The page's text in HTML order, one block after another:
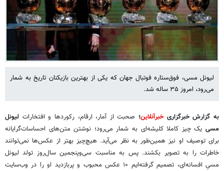
لیونل مسی، فوق‌ستاره فوتبال جهان که یکی از بهترین بازیکنان تاریخ به شمار
می‌رود، امروز ۳۵ ساله شد.
به گزارش خبرگزاریخبرآنلاین؛ صحبت از آمار، ارقام، رکوردها و افتخارات لیونل
مسی یک چیز کاملا کلیشه‌ای به شمار می‌رود؛ نوشتن متن‌های احساسات‌گرایانه
برای توصیف او نیز همین‌طور به نظر می‌آید. هیچ‌چیز بهتر از عکس‌ها نمی‌توانند
خاطرات را به تصویر بکشند. پس به مناسبت سی‌وپنجمین سال‌روز تولد لیونل
مسیِ افسانه‌ای، تصمیم گرفته‌ایم ۱۰ عکس محبوب و پربازدید او را در وب‌سایت